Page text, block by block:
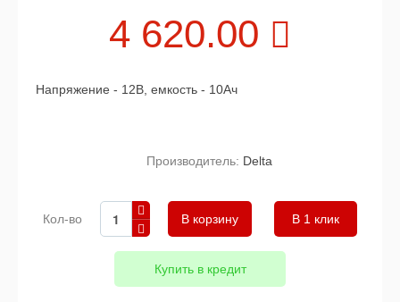
4 620.00
Напряжение - 12В, емкость - 10Ач
Производитель: Delta
Кол-во В 1 клик
Купить в кредит